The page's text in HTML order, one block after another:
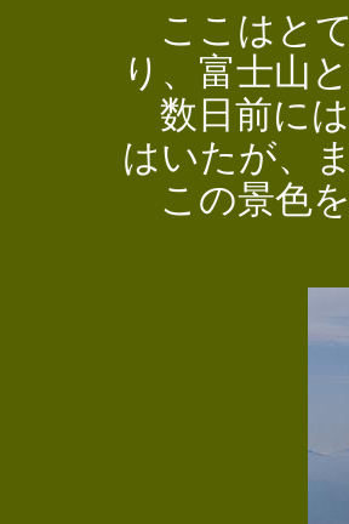
ここはと
り、富士山
数日前に
はいたが、
この景色